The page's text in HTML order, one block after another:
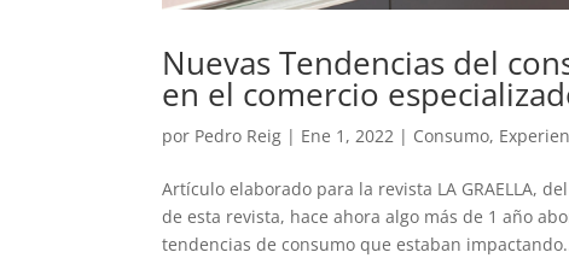
Nuevas Tendencias del
en el comercio
por Pedro Reig | Ene 1, 2022 | Consumo,
Artículo elaborado para la revista LA GRAELLA,
de esta revista, hace ahora algo más de 1 año
tendencias de consumo que estaban